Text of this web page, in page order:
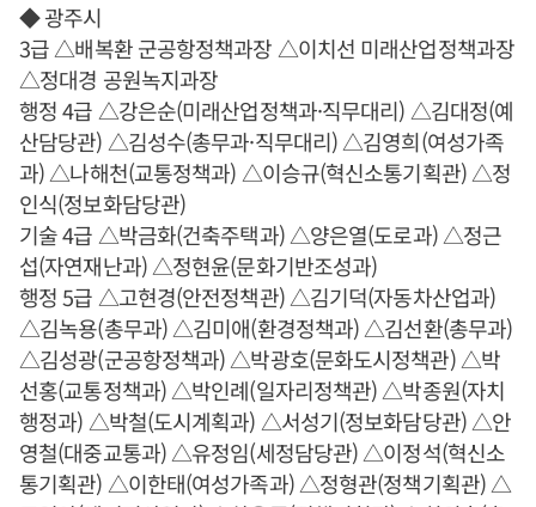
◆ 광주시
3급 △배복환 군공항정책과장 △이치선 미래산업정책과장
△정대경 공원녹지과장
행정 4급 △강은순(미래산업정책과·직무대리) △김대정(예
산담당관) △김성수(총무과·직무대리) △김영희(여성가족
과) △나해천(교통정책과) △이승규(혁신소통기획관) △정
인식(정보화담당관)
기술 4급 △박금화(건축주택과) △양은열(도로과) △정근
섭(자연재난과) △정현윤(문화기반조성과)
행정 5급 △고현경(안전정책관) △김기덕(자동차산업과)
△김녹용(총무과) △김미애(환경정책과) △김선환(총무과)
△김성광(군공항정책과) △박광호(문화도시정책관) △박
선홍(교통정책과) △박인례(일자리정책관) △박종원(자치
행정과) △박철(도시계획과) △서성기(정보화담당관) △안
영철(대중교통과) △유정임(세정담당관) △이정석(혁신소
통기획관) △이한태(여성가족과) △정형관(정책기획관) △